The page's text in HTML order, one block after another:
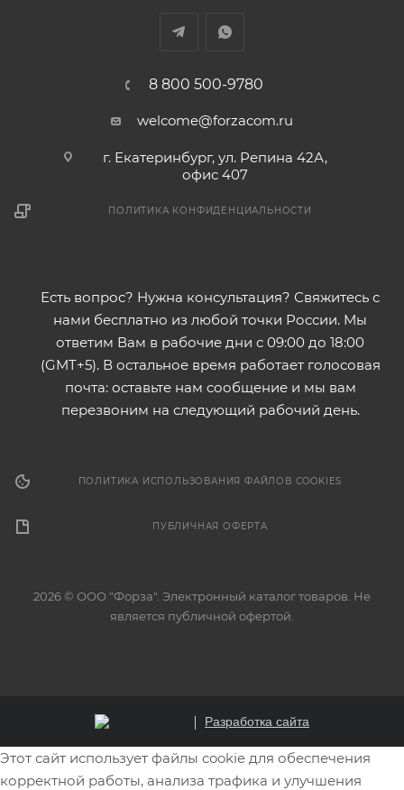
8 800 500-9780
welcome@forzacom.ru
г. Екатеринбург, ул. Репина 42А,
офис 407
ПОЛИТИКА КОНФИДЕНЦИАЛЬНОСТИ
Есть вопрос? Нужна консультация? Свяжитесь с
нами бесплатно из любой точки России. Мы
ответим Вам в рабочие дни с 09:00 до 18:00
(GMT+5). В остальное время работает голосовая
почта: оставьте нам сообщение и мы вам
перезвоним на следующий рабочий день.
ПОЛИТИКА ИСПОЛЬЗОВАНИЯ ФАЙЛОВ COOKIES
ПУБЛИЧНАЯ ОФЕРТА
2026 © ООО "Форза". Электронный каталог товаров. Не
является публичной офертой.
Разработка сайта
Этот сайт использует файлы cookie для обеспечения
корректной работы, анализа трафика и улучшения